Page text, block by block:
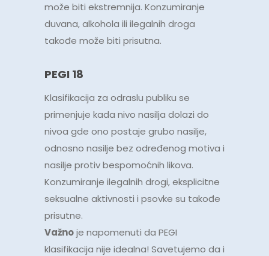
može biti ekstremnija. Konzumiranje
duvana, alkohola ili ilegalnih droga
takođe može biti prisutna.
PEGI 18
Klasifikacija za odraslu publiku se
primenjuje kada nivo nasilja dolazi do
nivoa gde ono postaje grubo nasilje,
odnosno nasilje bez određenog motiva i
nasilje protiv bespomoćnih likova.
Konzumiranje ilegalnih drogi, eksplicitne
seksualne aktivnosti i psovke su takođe
prisutne.
Važnoje napomenuti da PEGI
klasifikacija nije idealna! Savetujemo da i